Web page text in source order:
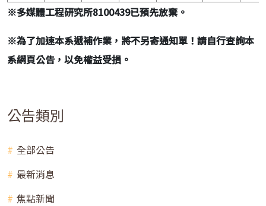
※多媒體工程研究所8100439已預先放棄。
※為了加速本系遞補作業，將不另寄通知單！請自行查詢本
系網頁公告，以免權益受損。
公告類別
全部公告
最新消息
焦點新聞